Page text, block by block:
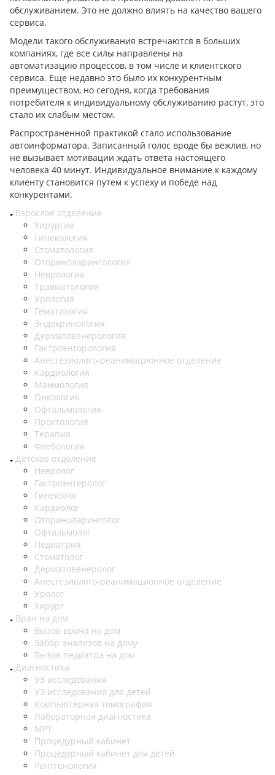
обслуживанием. Это не должно влиять на качество вашего
сервиса.
Модели такого обслуживания встречаются в больших
компаниях, где все силы направлены на
автоматизацию процессов, в том числе и клиентского
сервиса. Еще недавно это было их конкурентным
преимуществом, но сегодня, когда требования
потребителя к индивидуальному обслуживанию растут, это
стало их слабым местом.
Распространенной практикой стало использование
автоинформатора. Записанный голос вроде бы вежлив, но
не вызывает мотивации ждать ответа настоящего
человека 40 минут. Индивидуальное внимание к каждому
клиенту становится путем к успеху и победе над
конкурентами.
Взрослое отделение
Хирургия
Гинекология
Стоматология
Оториноларингология
Неврология
Травматология
Урология
Гематология
Эндокринология
Дерматовенерология
Гастроэнторология
Анестезиолого-реанимационное отделение
Кардиология
Маммология
Онкология
Офтальмология
Проктология
Терапия
Флебология
Детское отделение
Невролог
Гастроэнтеролог
Гинеколог
Кардиолог
Оториноларинголог
Офтальмолог
Педиатрия
Стоматолог
Дерматовенеролог
Анестезиолого-реанимационное отделение
Уролог
Хирург
Врач на дом
Вызов врача на дом
Забор анализов на дому
Вызов педиатра на дом
Диагностика
УЗ исследования
УЗ исследования для детей
Компьютерная томография
Лабораторная диагностика
МРТ
Процедурный кабинет
Процедурный кабинет для детей
Рентгенология